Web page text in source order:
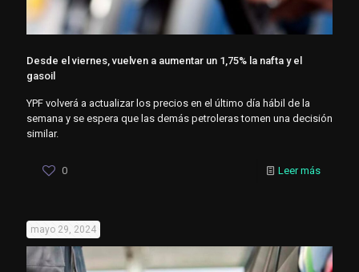
Desde el viernes, vuelven a aumentar un 1,75% la nafta y el
gasoil
YPF volverá a actualizar los precios en el último día hábil de la
semana y se espera que las demás petroleras tomen una decisión
similar.
0 Leer más
mayo 29, 2024